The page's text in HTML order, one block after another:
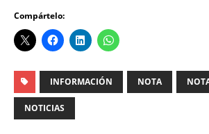
Compártelo:
INFORMACIÓN NOTA
NOTICIAS